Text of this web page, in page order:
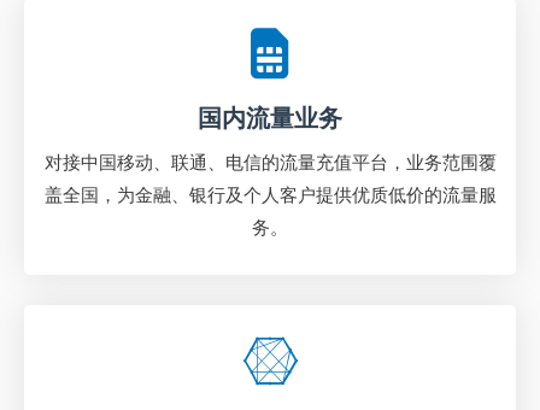
国内流量业务
对接中国移动、联通、电信的流量充值平台，业务范围覆
盖全国，为金融、银行及个人客户提供优质低价的流量服
务。